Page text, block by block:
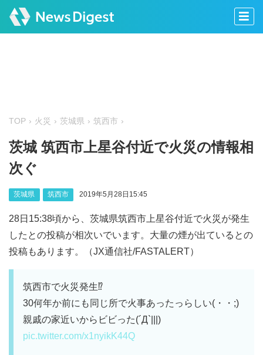
TOP 火災 茨城県 筑西市
茨城 筑西市上星谷付近で火災の情報相
次ぐ
茨城県 筑西市 2019年5月28日15:45
28日15:38頃から、茨城県筑西市上星谷付近で火災が発生
したとの投稿が相次いでいます。大量の煙が出ているとの
投稿もあります。（JX通信社/FASTALERT）
筑西市で火災発生⁉️
30何年か前にも同じ所で火事あったっらしい(・・;)
親戚の家近いからビビった(´Д`|||)
pic.twitter.com/x1nyikK44Q